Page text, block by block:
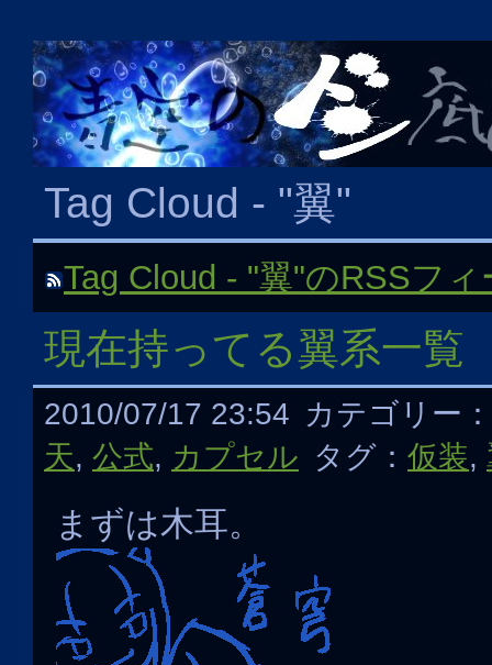
Tag Cloud - "翼"
Tag Cloud - "翼"のRSSフィ
現在持ってる翼系一覧
2010/07/17 23:54 カテゴリー：
天, 公式, カプセル タグ： 仮装,
まずは木耳。